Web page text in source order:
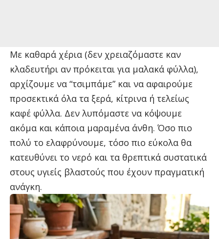
Με καθαρά χέρια (δεν χρειαζόμαστε καν
κλαδευτήρι αν πρόκειται για μαλακά φύλλα),
αρχίζουμε να “τσιμπάμε” και να αφαιρούμε
προσεκτικά όλα τα ξερά, κίτρινα ή τελείως
καφέ φύλλα. Δεν λυπόμαστε να κόψουμε
ακόμα και κάποια μαραμένα άνθη. Όσο πιο
πολύ το ελαφρύνουμε, τόσο πιο εύκολα θα
κατευθύνει το νερό και τα θρεπτικά συστατικά
στους υγιείς βλαστούς που έχουν πραγματική
ανάγκη.